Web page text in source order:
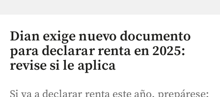
Dian exige nuevo documento
para declarar renta en 2025:
revise si le aplica
Si va a declarar renta este año, prepárese: